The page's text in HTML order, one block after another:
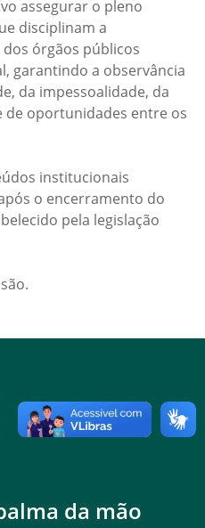
assegurar o pleno
disciplinam a
órgãos públicos
garantindo a observância
da impessoalidade, da
de oportunidades entre os
institucionais
o encerramento do
pela legislação
da mão